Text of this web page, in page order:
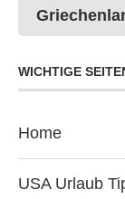
WICHTIGE
Home
USA Urlaub